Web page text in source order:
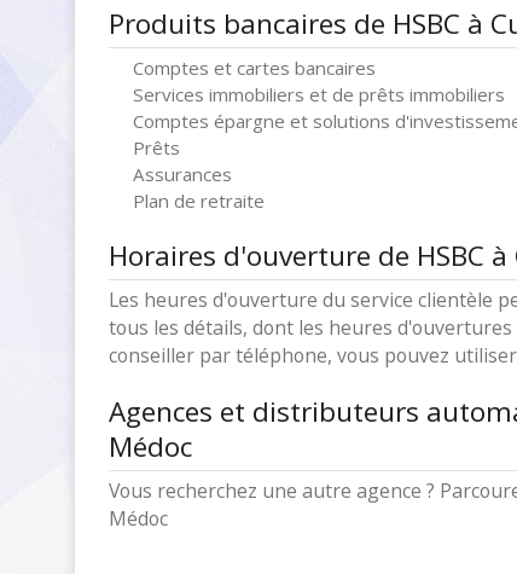
Produits bancaires de HSBC à
Comptes et cartes bancaires
Services immobiliers et de prêts immobiliers
Comptes épargne et solutions
Prêts
Assurances
Plan de retraite
Horaires d'ouverture de HSBC
Les heures d'ouverture du service clientèle
tous les détails, dont les heures
conseiller par téléphone, vous pouvez
Agences et distributeurs
Médoc
Vous recherchez une autre agence ?
Médoc